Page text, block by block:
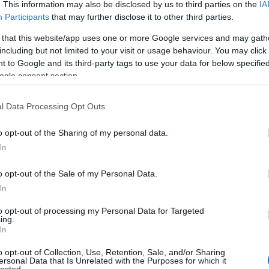
This information may also be disclosed by us to third parties on the
Participants that may further disclose it to other third parties.
that this website/app uses one or more Google services and may
but not limited to your visit or usage behaviour. You may
to Google and its third-party tags to use your data for below
consent section.
Data Processing Opt Outs
opt-out of the Sharing of my personal data.
opt-out of the Sale of my Personal Data.
opt-out of processing my Personal Data for Targeted
opt-out of Collection, Use, Retention, Sale, and/or Sharing
Data that Is Unrelated with the Purposes for which it
majd
Ilyen
főpolgármestert
szeretnétek
A Kodály
tűz előtt is
csatornafedél-
Zoltán
VIII.
alatti
tulajd...
amerre
elem
2014
2014